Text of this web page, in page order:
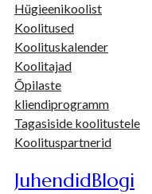
Hügieenikoolist
Koolitused
Koolituskalender
Koolitajad
Õpilaste
kliendiprogramm
Tagasiside koolitustele
Koolituspartnerid
JuhendidBlogi